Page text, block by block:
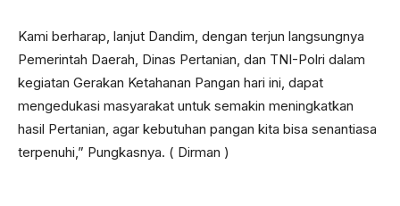
Kami berharap, lanjut Dandim, dengan terjun langsungnya
Pemerintah Daerah, Dinas Pertanian, dan TNI-Polri dalam
kegiatan Gerakan Ketahanan Pangan hari ini, dapat
mengedukasi masyarakat untuk semakin meningkatkan
hasil Pertanian, agar kebutuhan pangan kita bisa senantiasa
terpenuhi,” Pungkasnya. ( Dirman )